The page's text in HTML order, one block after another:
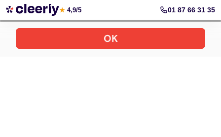
Votre simulation gratuite et personnalisée
★ 4,9/5 01 87 66 31 35